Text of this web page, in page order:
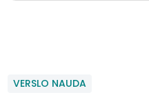
VERSLO NAUDA